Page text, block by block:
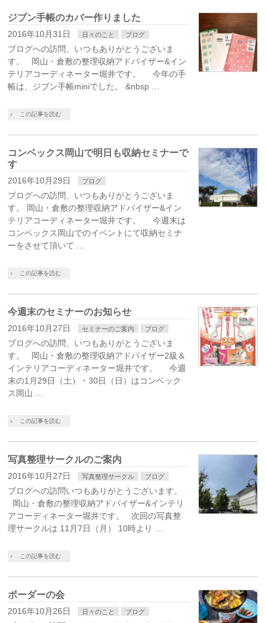
ジブン手帳のカバー作りました
2016年10月31日 日々のこと ブログ
ブログへの訪問、いつもありがとうございま
す。 岡山・倉敷の整理収納アドバイザー&イン
テリアコーディネーター堀井です。 今年の手
帳は、ジブン手帳miniでした。 &nbsp …
この記事を読む
コンベックス岡山で明日も収納セミナーで
す
2016年10月29日 ブログ
ブログへの訪問、いつもありがとうございま
す。 岡山・倉敷の整理収納アドバイザー&イン
テリアコーディネーター堀井です。 今週末は
コンベックス岡山でのイベントにて収納セミナ
ーをさせて頂いて …
この記事を読む
今週末のセミナーのお知らせ
2016年10月27日 セミナーのご案内 ブログ
ブログへの訪問、いつもありがとうございま
す。 岡山・倉敷の整理収納アドバイザー2級＆
インテリアコーディネーター堀井です。 今週
末の1月29日（土）・30日（日）はコンベック
ス岡山 …
この記事を読む
写真整理サークルのご案内
2016年10月27日 写真整理サークル ブログ
ブログへの訪問いつもありがとうございます。
岡山・倉敷の整理収納アドバイザー&インテリ
アコーディネーター堀井です。 次回の写真整
理サークルは 11月7日（月） 10時より …
この記事を読む
ボーダーの会
2016年10月26日 日々のこと ブログ